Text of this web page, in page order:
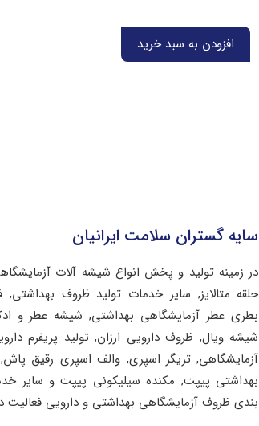
افزودن به سبد خرید
سایه گستران سلامت ایرانیان
در زمینه تولید و پخش انواع شیشه آلات
حلقه متالایز, سایر خدمات تولید ظروف
بطری عطر آزمایشگاهی بهداشتی, شیشه عطر و
شیشه ویال, ظروف دارویی ارزان, تولید پریفرم
آزمایشگاهی, تریگر اسپری, والف اسپری رقیق
بهداشتی پیپت, مکنده سیلیکونی پیپت و سایر
بندی ظروف آزمایشگاهی بهداشتی و دارویی فعالیت